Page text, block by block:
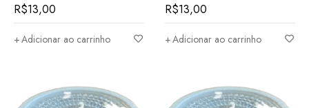
R$13,00
Adicionar ao carrinho
R$13,00
Adicionar ao carrinho